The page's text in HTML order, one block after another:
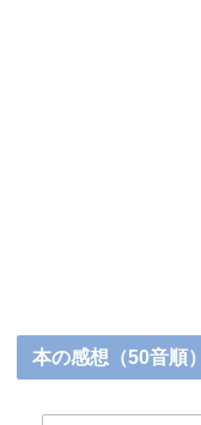
本の感想（50音順